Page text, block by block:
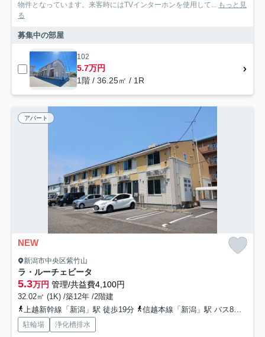
物件となっています。来客時にはTVインターホンを使用して... もっと見
る
募集中の部屋
102
5.7万円
1階 / 36.25㎡ / 1R
アパート
NEW
新潟市中央区紫竹山
ラ・ルーチェビータ
5.3万円 管理/共益費4,100円
32.02㎡ (1K) /築12年 /2階建
上越新幹線「新潟」駅 徒歩19分
信越本線「新潟」駅 バス8分 「紫竹山」 停歩6分
駐輪場 浄化槽排水